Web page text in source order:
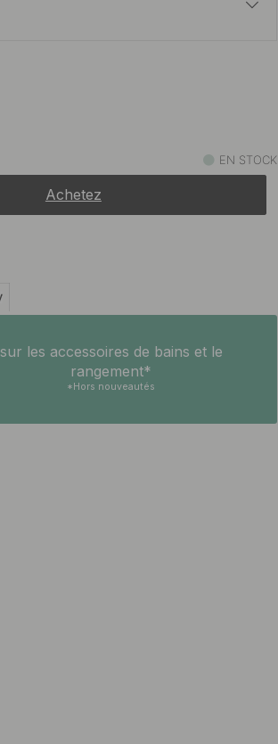
EN STOCK
Achetez
sur les accessoires de bains et le
rangement*
*Hors nouveautés